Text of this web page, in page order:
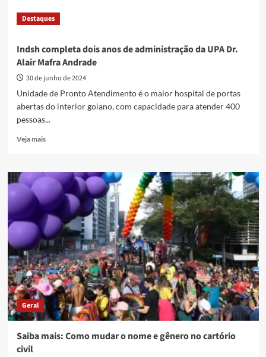
Destaques
Indsh completa dois anos de administração da UPA Dr.
Alair Mafra Andrade
30 de junho de 2024
Unidade de Pronto Atendimento é o maior hospital de portas
abertas do interior goiano, com capacidade para atender 400
pessoas...
Veja maisRead
Indsh
completa
dois
anos
de
administração
da
UPA
Dr.
Alair
Mafra
Andrade
Geral
Saiba mais: Como mudar o nome e gênero no cartório
civil